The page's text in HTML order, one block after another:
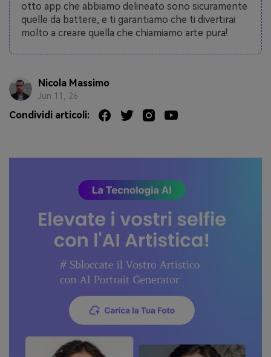
otto app che abbiamo delineato sono sicuramente
quelle da battere, e ti garantiamo che ti divertirai
molto a creare quella che chiamiamo arte pura!
Nicola Massimo
Jun 11, 26
Condividi articoli: